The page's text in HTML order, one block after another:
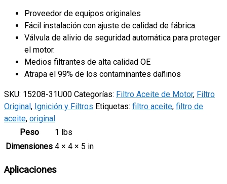
Proveedor de equipos originales
Fácil instalación con ajuste de calidad de fábrica.
Válvula de alivio de seguridad automática para proteger
el motor.
Medios filtrantes de alta calidad OE
Atrapa el 99% de los contaminantes dañinos
SKU: 15208-31U00 Categorías: Filtro Aceite de Motor, Filtro
Original, Ignición y Filtros Etiquetas: filtro aceite, filtro de
aceite, original
Peso
1 lbs
Dimensiones 4 × 4 × 5 in
Aplicaciones